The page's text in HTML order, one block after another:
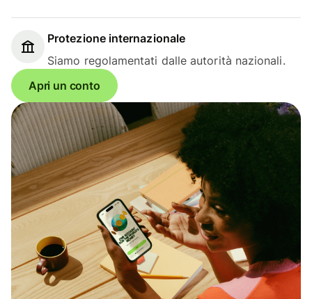
Protezione internazionale
Siamo regolamentati dalle autorità nazionali.
Apri un conto